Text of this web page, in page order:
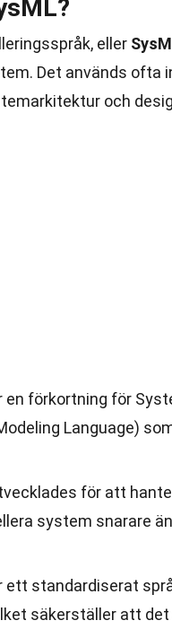
eller
Det används ofta
och
en förkortning för
Language)
för att
system snarare
ett standardiserat
säkerställer att